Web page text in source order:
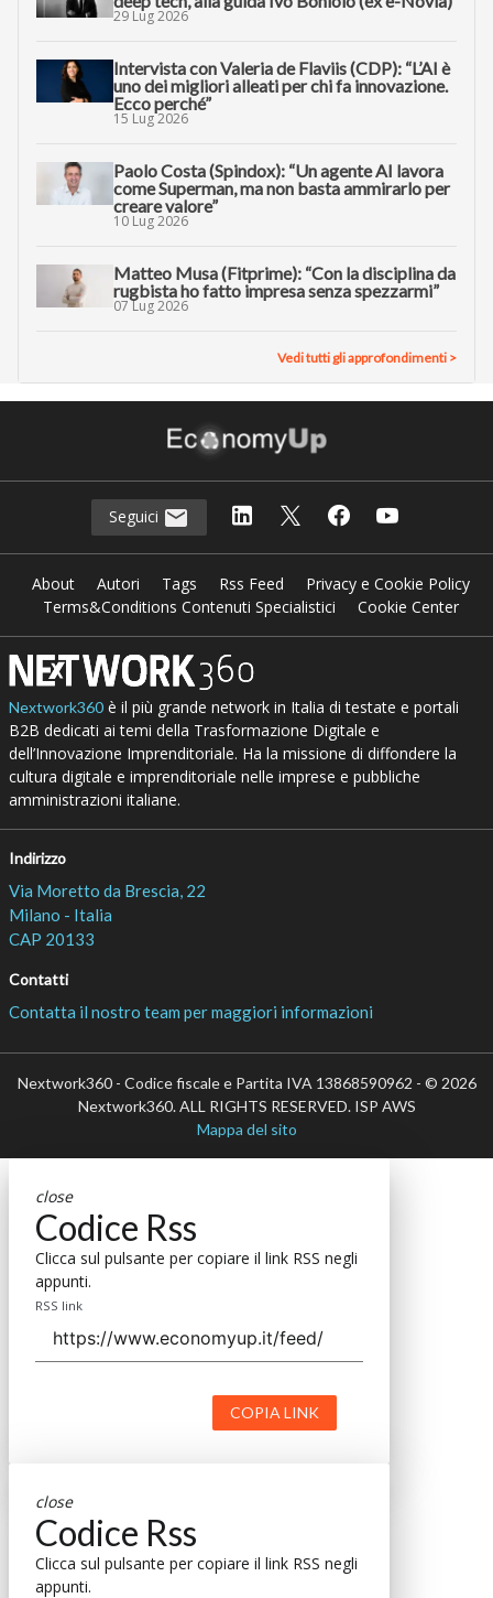
29 Lug 2026
Intervista con Valeria de Flaviis (CDP): “L’AI è
uno dei migliori alleati per chi fa innovazione.
Ecco perché”
15 Lug 2026
Paolo Costa (Spindox): “Un agente AI lavora
come Superman, ma non basta ammirarlo per
creare valore”
10 Lug 2026
Matteo Musa (Fitprime): “Con la disciplina da
rugbista ho fatto impresa senza spezzarmi”
07 Lug 2026
Vedi tutti gli approfondimenti >
Seguici
About Autori Tags Rss Feed
Privacy e Cookie Policy
Terms&Conditions Contenuti Specialistici
Cookie Center
Nextwork360è il più grande network in Italia di testate e portali
B2B dedicati ai temi della Trasformazione Digitale e
dell’Innovazione Imprenditoriale. Ha la missione di diffondere la
cultura digitale e imprenditoriale nelle imprese e pubbliche
amministrazioni italiane.
Indirizzo
Via Moretto da Brescia, 22
Milano - Italia
CAP 20133
Contatti
Contatta il nostro team per maggiori informazioni
Nextwork360 - Codice fiscale e Partita IVA 13868590962 - © 2026
Nextwork360. ALL RIGHTS RESERVED. ISP AWS
Mappa del sito
close
Codice Rss
Clicca sul pulsante per copiare il link RSS negli
appunti.
RSS link
COPIA LINK
close
Codice Rss
Clicca sul pulsante per copiare il link RSS negli
appunti.